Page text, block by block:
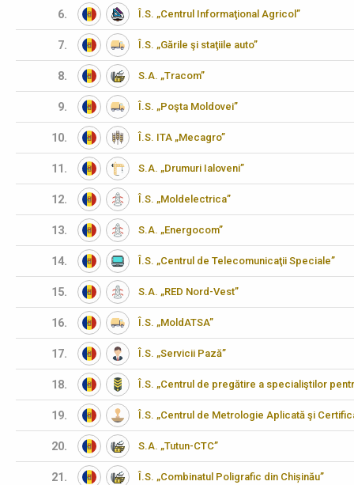
6. Î.S. „Centrul Informaţional Agricol”
7. Î.S. „Gările şi staţiile auto”
8. S.A. „Tracom”
9. Î.S. „Poşta Moldovei”
10. Î.S. ITA „Mecagro”
11. S.A. „Drumuri Ialoveni”
12. Î.S. „Moldelectrica”
13. S.A. „Energocom”
14. Î.S. „Centrul de Telecomunicaţii Speciale”
15. S.A. „RED Nord-Vest”
16. Î.S. „MoldATSA”
17. Î.S. „Servicii Pază”
18. Î.S. „Centrul de pregătire a specialiştilor
19. Î.S. „Centrul de Metrologie Aplicată şi
20. S.A. „Tutun-CTC”
21. Î.S. „Combinatul Poligrafic din Chișinău”